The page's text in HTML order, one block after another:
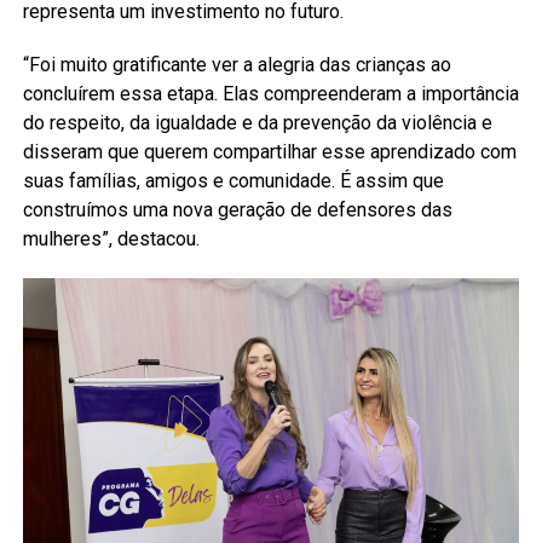
representa um investimento no futuro.
“Foi muito gratificante ver a alegria das crianças ao
concluírem essa etapa. Elas compreenderam a importância
do respeito, da igualdade e da prevenção da violência e
disseram que querem compartilhar esse aprendizado com
suas famílias, amigos e comunidade. É assim que
construímos uma nova geração de defensores das
mulheres”, destacou.